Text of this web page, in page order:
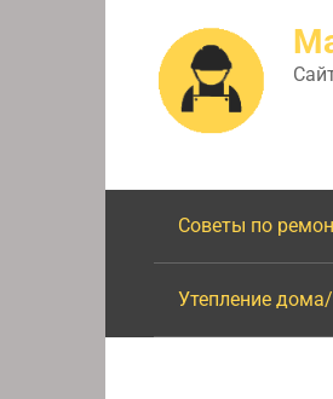
Советы по
Утепление